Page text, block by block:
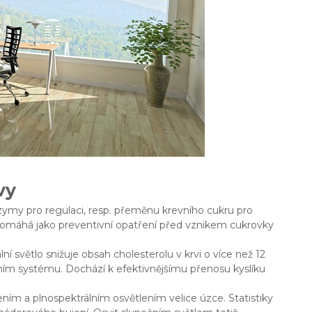
pro regulaci, resp. přeměnu krevního cukru pro
jako preventivní opatření před vznikem cukrovky
světlo snižuje obsah cholesterolu v krvi o více než 12
systému. Dochází k efektivnějšímu přenosu kyslíku
a plnospektrálním osvětlením velice úzce. Statistiky